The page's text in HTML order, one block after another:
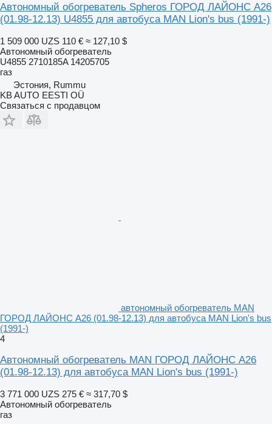
Автономный обогреватель Spheros ГОРОД ЛАЙОНС А26
(01.98-12.13) U4855 для автобуса MAN Lion's bus (1991-)
1 509 000 UZS 110 € ≈ 127,10 $
Автономный обогреватель
U4855 2710185A 14205705
газ
Эстония, Rummu
KB AUTO EESTI OÜ
Связаться с продавцом
автономный обогреватель MAN
ГОРОД ЛАЙОНС А26 (01.98-12.13) для автобуса MAN Lion's bus
(1991-)
4
Автономный обогреватель MAN ГОРОД ЛАЙОНС А26
(01.98-12.13) для автобуса MAN Lion's bus (1991-)
3 771 000 UZS 275 € ≈ 317,70 $
Автономный обогреватель
газ